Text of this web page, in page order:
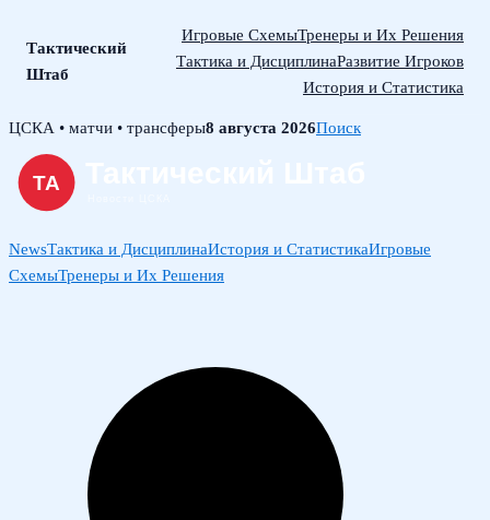
Тактический
Штаб
Игровые СхемыТренеры и Их Решения
Тактика и ДисциплинаРазвитие Игроков
История и Статистика
Skip
content
ЦСКА • матчи • трансферы8 августа 2026Поиск
NewsТактика и ДисциплинаИстория и СтатистикаИгровые
СхемыТренеры и Их Решения